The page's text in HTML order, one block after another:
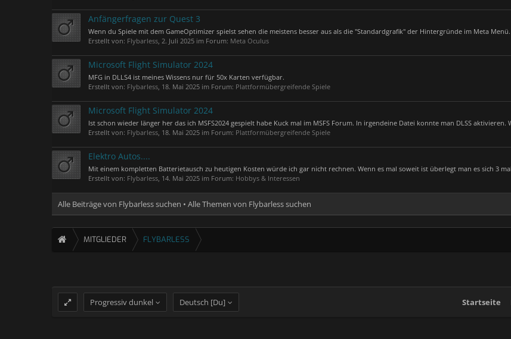
Anfängerfragen zur Quest 3
Wenn du Spiele mit dem GameOptimizer spielst sehen die meistens besser aus als die "Standardgrafik" der Hintergründe im Meta Menü.
Erstellt von: Flybarless, 2. Juli 2025 im Forum: Meta Oculus
Microsoft Flight Simulator 2024
MFG in DLLS4 ist meines Wissens nur für 50x Karten verfügbar.
Erstellt von: Flybarless, 18. Mai 2025 im Forum: Plattformübergreifende Spiele
Microsoft Flight Simulator 2024
Ist schon wieder länger her das ich MSFS2024 gespielt habe Kuck mal im MSFS Forum. In irgendeine Datei konnte man DLSS aktivieren.
Erstellt von: Flybarless, 18. Mai 2025 im Forum: Plattformübergreifende Spiele
Elektro Autos....
Mit einem kompletten Batterietausch zu heutigen Kosten würde ich gar nicht rechnen. Wenn es mal soweit ist überlegt man es sich 3
Erstellt von: Flybarless, 14. Mai 2025 im Forum: Hobbys & Interessen
Alle Beiträge von Flybarless suchen Alle Themen von Flybarless suchen
MITGLIEDER FLYBARLESS
Progressiv dunkel Deutsch [Du] Startseite